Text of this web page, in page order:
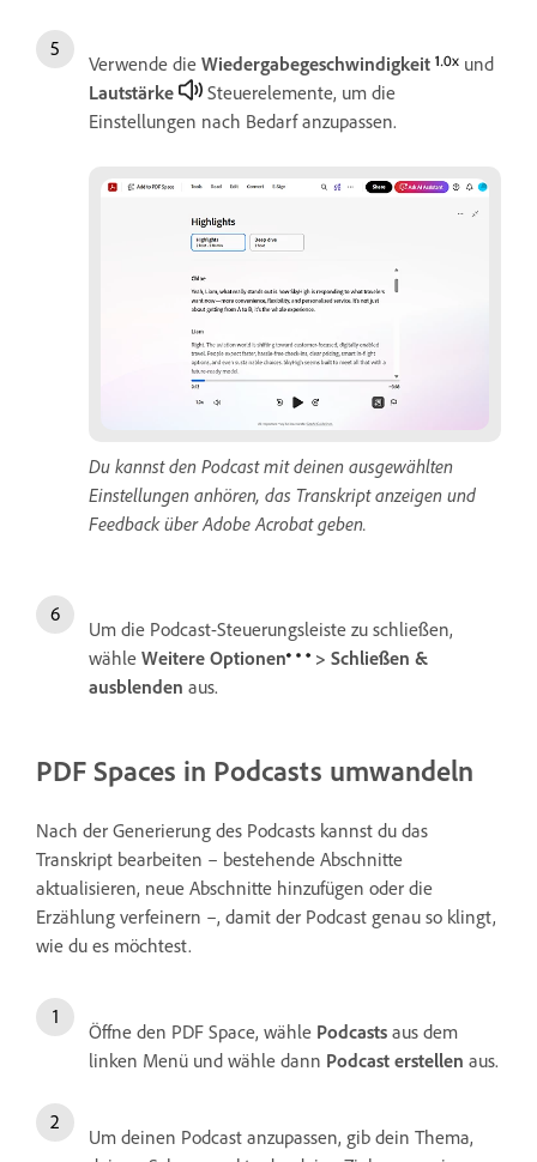
Verwende die Wiedergabegeschwindigkeit
und
Lautstärke
Steuerelemente, um die
Einstellungen nach Bedarf anzupassen.
Du kannst den Podcast mit deinen ausgewählten
Einstellungen anhören, das Transkript anzeigen und
Feedback über Adobe Acrobat geben.
Um die Podcast-Steuerungsleiste zu schließen,
wähle Weitere Optionen > Schließen &
ausblenden aus.
PDF Spaces in Podcasts umwandeln
Nach der Generierung des Podcasts kannst du das
Transkript bearbeiten – bestehende Abschnitte
aktualisieren, neue Abschnitte hinzufügen oder die
Erzählung verfeinern –, damit der Podcast genau so klingt,
wie du es möchtest.
Öffne den PDF Space, wähle Podcasts aus dem
linken Menü und wähle dann Podcast erstellen aus.
Um deinen Podcast anzupassen, gib dein Thema,